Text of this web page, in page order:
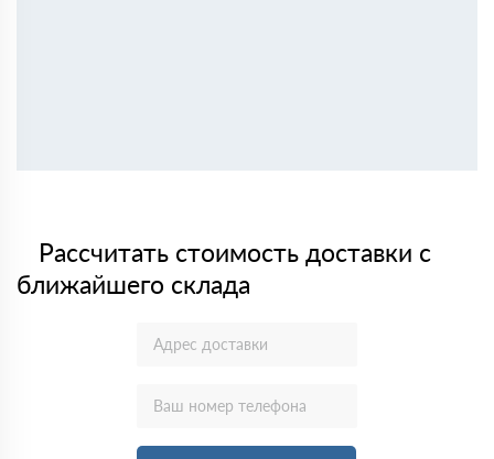
Рассчитать стоимость доставки с
ближайшего склада